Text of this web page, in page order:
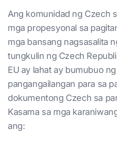
Ang komunidad ng Czech
mga propesyonal sa
mga bansang nagsasalita
tungkulin ng Czech
EU ay lahat ay bumubuo
pangangailangan para sa
dokumentong Czech sa
Kasama sa mga
ang: